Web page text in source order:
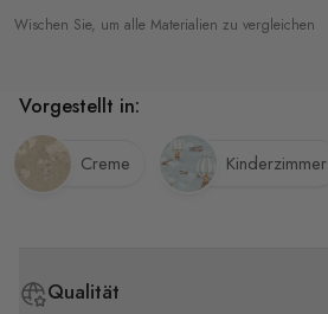
Wischen Sie, um alle Materialien zu vergleichen
Qualität
Vorgestellt in:
Creme Kinderzimmer